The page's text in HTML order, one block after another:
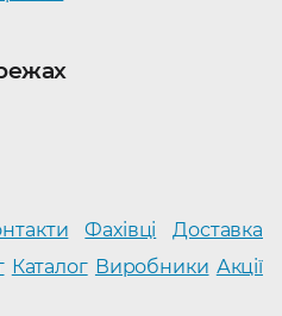
Фахівці
Доставка
Каталог Виробники Акції